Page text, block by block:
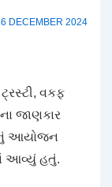
DECEMBER 2024
વકફ
જાણકાર
આયોજન
આવ્યું હતું.